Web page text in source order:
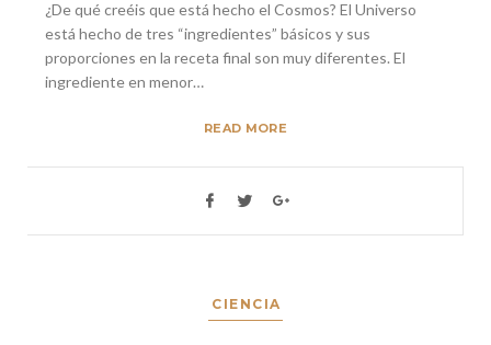
¿De qué creéis que está hecho el Cosmos? El Universo
está hecho de tres “ingredientes” básicos y sus
proporciones en la receta final son muy diferentes. El
ingrediente en menor…
READ MORE
CIENCIA